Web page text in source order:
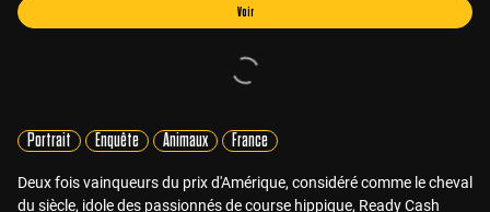
Voir
Portrait Enquête Animaux France
Deux fois vainqueurs du prix d'Amérique, considéré comme le cheval
du siècle, idole des passionnés de course hippique, Ready Cash